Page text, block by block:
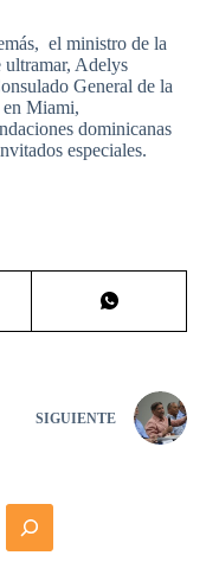
el ministro de la
ultramar, Adelys
General de la
Miami,
dominicanas
especiales.
SIGUIENTE